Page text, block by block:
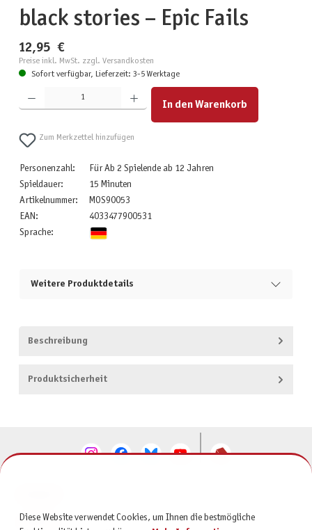
black stories – Epic Fails
12,95 €
Preise inkl. MwSt. zzgl. Versandkosten
Sofort verfügbar, Lieferzeit: 3-5 Werktage
Produkt Anzahl: Gib den gewünschten Wert ein oder benutze die Schaltflächen um die Anzahl zu
In den Warenkorb
Zum Merkzettel hinzufügen
Personenzahl:
Für Ab 2 Spielende ab 12 Jahren
Spieldauer:
15 Minuten
Artikelnummer:
MOS90053
EAN:
4033477900531
Sprache:
Weitere Produktdetails
Beschreibung
Produktsicherheit
SERVICE
Diese Website verwendet Cookies, um Ihnen die bestmögliche